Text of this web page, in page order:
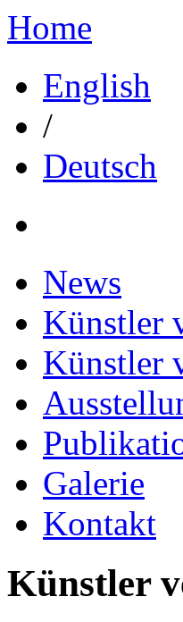
Home
English
/
Deutsch
News
Künstler
Künstler
Galerie
Kontakt
Künstler